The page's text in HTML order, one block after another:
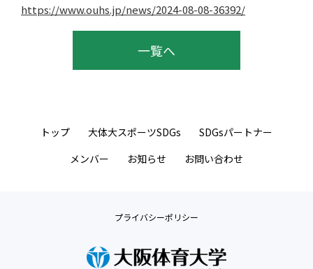
https://www.ouhs.jp/news/2024-08-08-36392/
一覧へ
トップ 大体大スポーツSDGs
SDGsパートナー
メンバー
お知らせ お問い合わせ
プライバシーポリシー